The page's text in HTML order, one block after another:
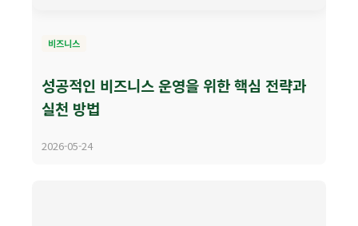
비즈니스
성공적인 비즈니스 운영을 위한 핵심 전략과
실천 방법
2026-05-24